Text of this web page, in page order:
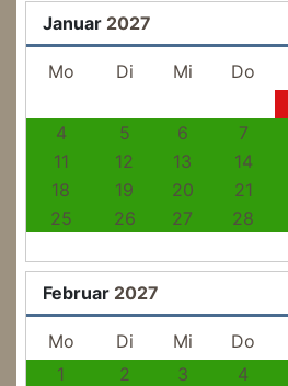
Januar 2027
Mo Di Mi Do
4
5 6 7
11
12 13 14
18
19 20 21
25
26 27 28
Februar 2027
Mo Di Mi Do
1
2 3 4